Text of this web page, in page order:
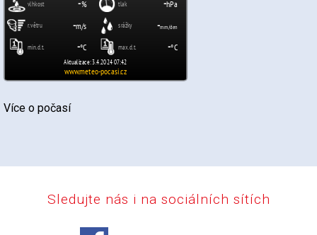
Více o počasí
Sledujte nás i na sociálních sítích